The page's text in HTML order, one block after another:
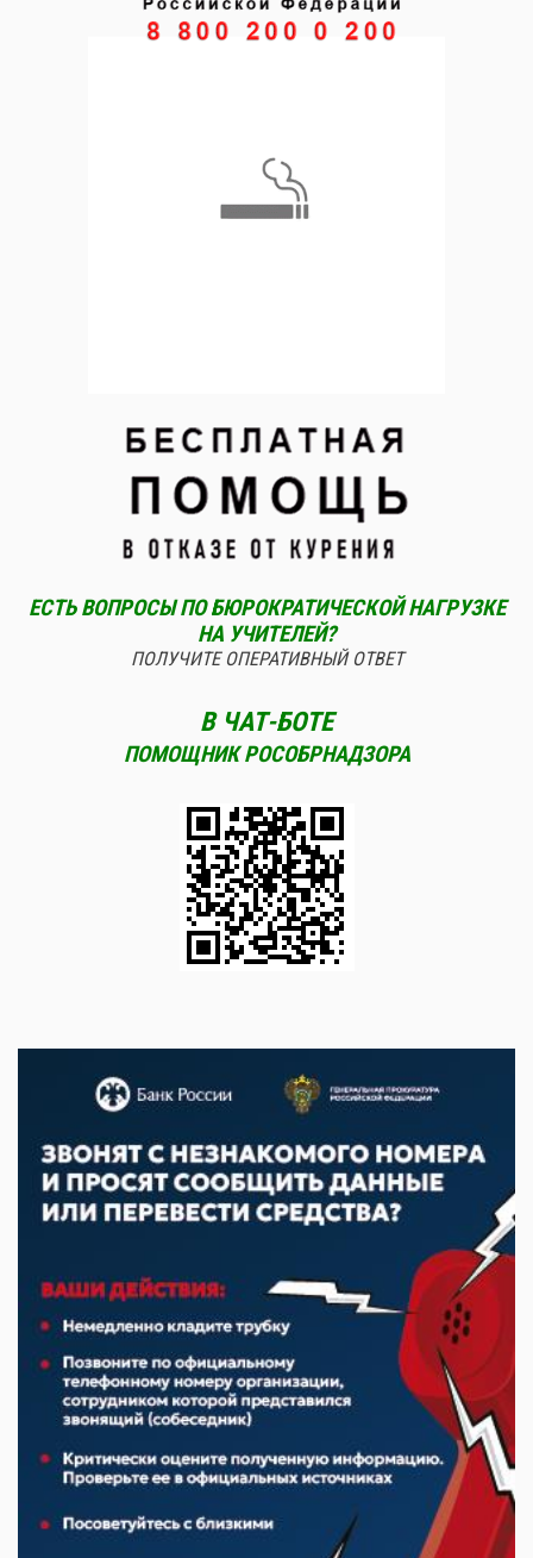
ЕСТЬ ВОПРОСЫ ПО БЮРОКРАТИЧЕСКОЙ НАГРУЗКЕ
НА УЧИТЕЛЕЙ?
ПОЛУЧИТЕ ОПЕРАТИВНЫЙ ОТВЕТ
В ЧАТ-БОТЕ
ПОМОЩНИК РОСОБРНАДЗОРА